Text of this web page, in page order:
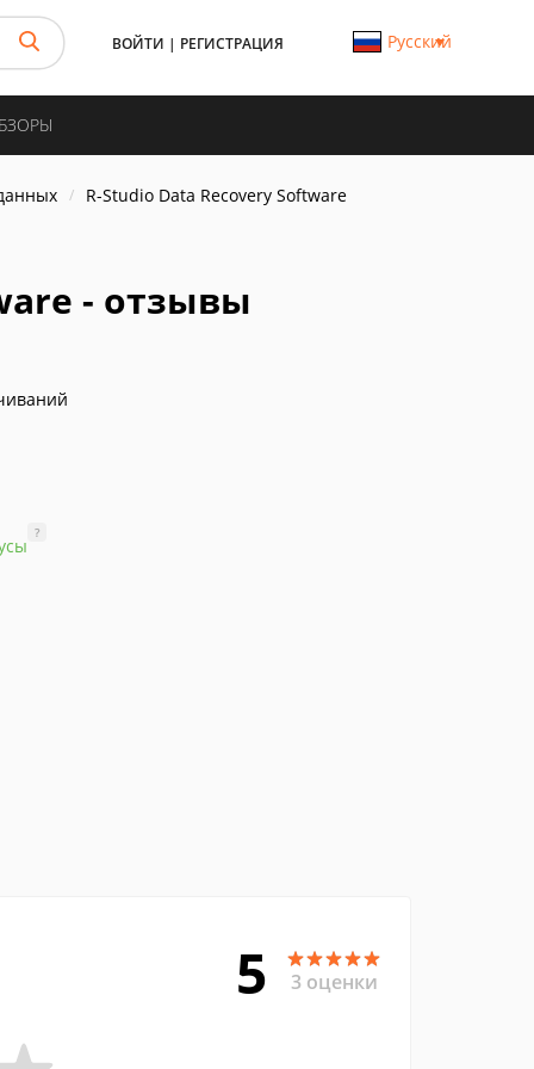
ВОЙТИ | РЕГИСТРАЦИЯ Русский
R-Studio Data Recovery Software
- отзывы
?
5 3 оценки